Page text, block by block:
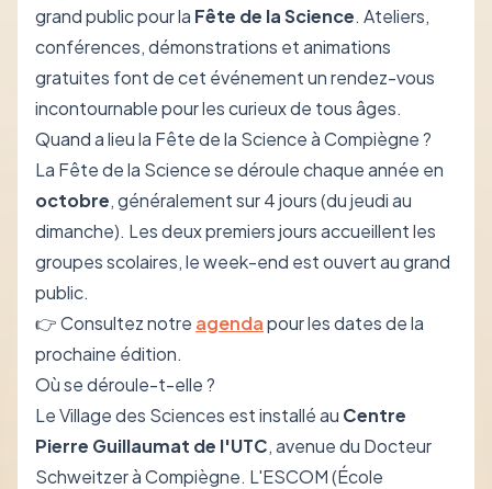
grand public pour la Fête de la Science. Ateliers,
conférences, démonstrations et animations
gratuites font de cet événement un rendez-vous
incontournable pour les curieux de tous âges.
Quand a lieu la Fête de la Science à Compiègne ?
La Fête de la Science se déroule chaque année en
octobre, généralement sur 4 jours (du jeudi au
dimanche). Les deux premiers jours accueillent les
groupes scolaires, le week-end est ouvert au grand
public.
👉 Consultez notre agendapour les dates de la
prochaine édition.
Où se déroule-t-elle ?
Le Village des Sciences est installé au Centre
Pierre Guillaumat de l'UTC, avenue du Docteur
Schweitzer à Compiègne. L'ESCOM (École